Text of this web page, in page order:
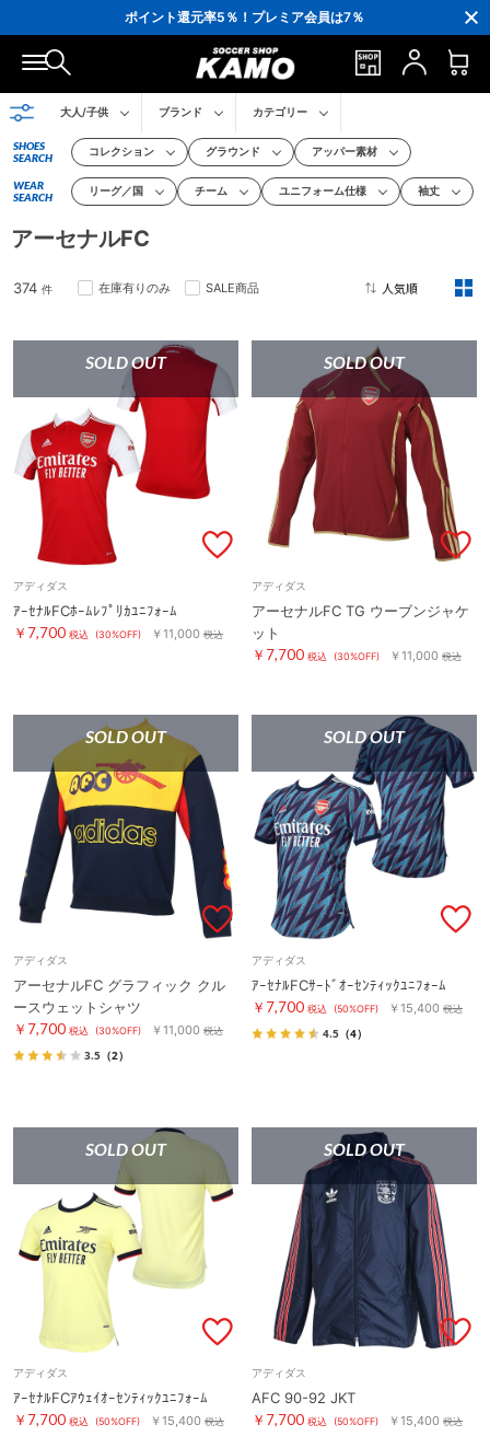
会員の方にはお誕生月に「10％OFFクーポン」プレゼント！
16,000円(税込)以上でシューズケースプレゼント！
3,300円(税込)以上で送料無料！
大人/子供 ブランド カテゴリー
SHOES
SEARCH
コレクション グラウンド アッパー素材
WEAR
SEARCH
リーグ／国 チーム ユニフォーム仕様 袖丈
アーセナルFC
374 件 在庫有りのみ SALE商品
SOLD OUT
アディダス
ｱｰｾﾅﾙFCﾎｰﾑﾚﾌﾟﾘｶﾕﾆﾌｫｰﾑ
￥7,700 税込 (30%OFF) ￥11,000 税込
SOLD OUT
アディダス
アーセナルFC TG ウーブンジャケ
ット
￥7,700 税込 (30%OFF) ￥11,000 税込
SOLD OUT
アディダス
アーセナルFC グラフィック クル
ースウェットシャツ
￥7,700 税込 (30%OFF) ￥11,000 税込
3.5 （2）
SOLD OUT
アディダス
ｱｰｾﾅﾙFCｻｰﾄﾞｵｰｾﾝﾃｨｯｸﾕﾆﾌｫｰﾑ
￥7,700 税込 (50%OFF) ￥15,400 税込
4.5 （4）
SOLD OUT
アディダス
ｱｰｾﾅﾙFCｱｳｪｲｵｰｾﾝﾃｨｯｸﾕﾆﾌｫｰﾑ
￥7,700 税込 (50%OFF) ￥15,400 税込
SOLD OUT
アディダス
AFC 90-92 JKT
￥7,700 税込 (50%OFF) ￥15,400 税込